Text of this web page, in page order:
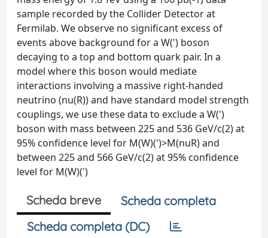
sample recorded by the Collider Detector at
Fermilab. We observe no significant excess of
events above background for a W(') boson
decaying to a top and bottom quark pair. In a
model where this boson would mediate
interactions involving a massive right-handed
neutrino (nu(R)) and have standard model strength
couplings, we use these data to exclude a W(')
boson with mass between 225 and 536 GeV/c(2) at
95% confidence level for M(W)(')>M(nuR) and
between 225 and 566 GeV/c(2) at 95% confidence
level for M(W)(')
Scheda breve
Scheda completa
Scheda completa (DC)